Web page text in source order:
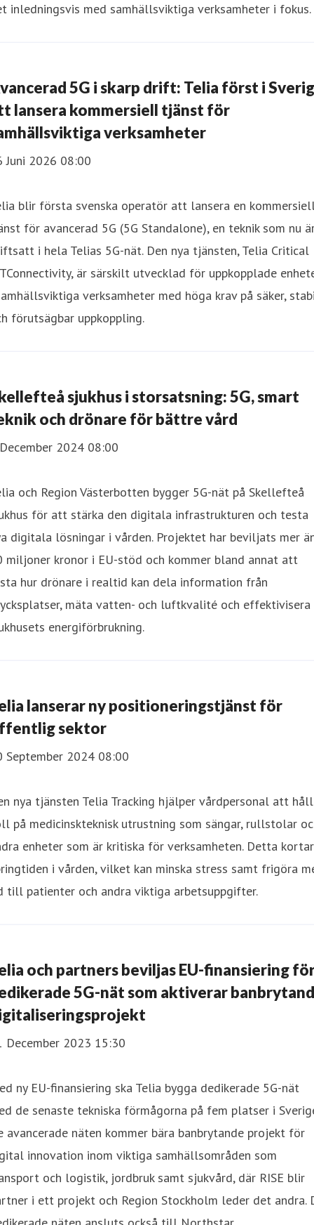
inledningsvis med samhällsviktiga verksamheter i fokus.
5G i skarp drift: Telia först i
lansera kommersiell tjänst för
verksamheter
Juni 2026 08:00
blir första svenska operatör att lansera en
för avancerad 5G (5G Standalone), en teknik som nu
i hela Telias 5G-nät. Den nya tjänsten, Telia Critical
är särskilt utvecklad för uppkopplade
verksamheter med höga krav på säker,
förutsägbar uppkoppling.
sjukhus i storsatsning: 5G, smart
och drönare för bättre vård
2024 08:00
och Region Västerbotten bygger 5G-nät på Skellefteå
för att stärka den digitala infrastrukturen och testa
digitala lösningar i vården. Projektet har beviljats mer
miljoner kronor i EU-stöd och kommer bland annat att
hur drönare i realtid kan dela information från
mäta vatten- och luftkvalité och effektivisera
energiförbrukning.
lanserar ny positioneringstjänst för
sektor
September 2024 08:00
nya tjänsten Telia Tracking hjälper vårdpersonal att
på medicinskteknisk utrustning som sängar, rullstolar
enheter som är kritiska för verksamheten. Detta kortar
i vården, vilket kan minska stress samt frigöra
till patienter och andra viktiga arbetsuppgifter.
och partners beviljas EU-finansiering
5G-nät som aktiverar
December 2023 15:30
ny EU-finansiering ska Telia bygga dedikerade 5G-nät
de senaste tekniska förmågorna på fem platser i
avancerade näten kommer bära banbrytande projekt för
innovation inom viktiga samhällsområden som
och logistik, jordbruk samt sjukvård, där RISE blir
i ett projekt och Region Stockholm leder det andra.